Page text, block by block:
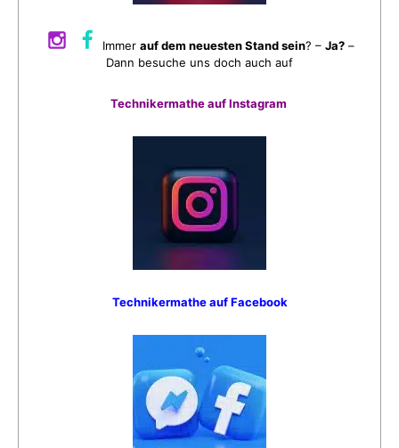
Immer auf dem neuesten Stand sein? – Ja?–
Dann besuche uns doch auch auf
Technikermathe auf Instagram
Technikermathe auf Facebook